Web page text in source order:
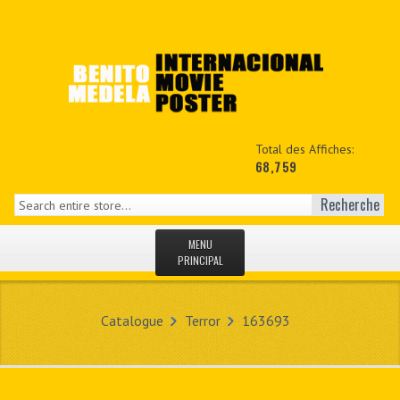
Total des Affiches:
68,759
Recherche
MENU
PRINCIPAL
MON COPTE
Catalogue Terror 163693